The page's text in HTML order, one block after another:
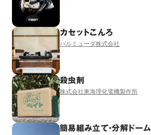
カセットこんろ
バルミューダ株式会社
殺虫剤
株式会社東海理化電機製作所
簡易組み立て・分解ドーム